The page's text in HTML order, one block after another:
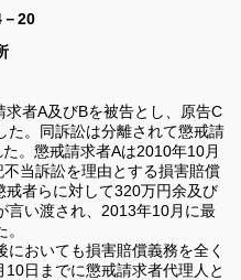
20
者A及びBを被告とし、原告C
た。同訴訟は分離されて懲戒請
。懲戒請求者Aは2010年10月
当訴訟を理由とする損害賠償
者らに対して320万円余及び
言い渡され、2013年10月に最
おいても損害賠償義務を全く
日までに懲戒請求者代理人と